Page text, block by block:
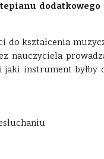
dodatkowego
do kształcenia
nauczyciela
instrument byłby